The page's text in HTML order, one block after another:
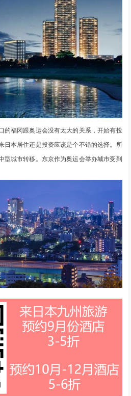
的福冈跟奥运会没有太大的关系，开始有投
日本居住还是投资应该是个不错的选择。所
型城市转移。东京作为奥运会举办城市受到